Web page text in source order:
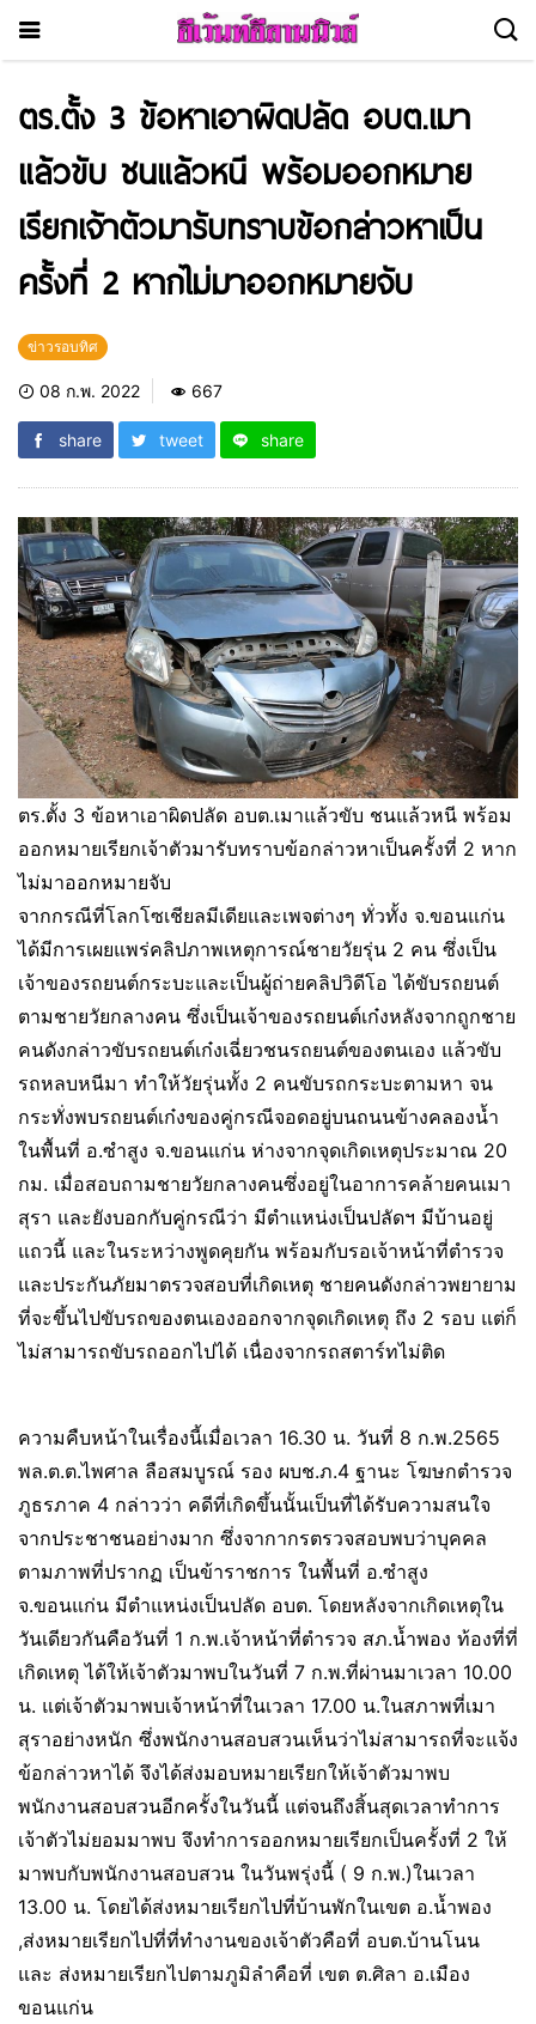
ตร.ตั้ง 3 ข้อหาเอาผิดปลัด อบต.เมา
แล้วขับ ชนแล้วหนี พร้อมออกหมาย
เรียกเจ้าตัวมารับทราบข้อกล่าวหาเป็น
ครั้งที่ 2 หากไม่มาออกหมายจับ
ข่าวรอบทิศ
08 ก.พ. 2022 667
share tweet share
ตร.ตั้ง 3 ข้อหาเอาผิดปลัด อบต.เมาแล้วขับ ชนแล้วหนี พร้อม
ออกหมายเรียกเจ้าตัวมารับทราบข้อกล่าวหาเป็นครั้งที่ 2 หาก
ไม่มาออกหมายจับ
จากกรณีที่โลกโซเชียลมีเดียและเพจต่างๆ ทั่วทั้ง จ.ขอนแก่น
ได้มีการเผยแพร่คลิปภาพเหตุการณ์ชายวัยรุ่น 2 คน ซึ่งเป็น
เจ้าของรถยนต์กระบะและเป็นผู้ถ่ายคลิปวิดีโอ ได้ขับรถยนต์
ตามชายวัยกลางคน ซึ่งเป็นเจ้าของรถยนต์เก๋งหลังจากถูกชาย
คนดังกล่าวขับรถยนต์เก๋งเฉี่ยวชนรถยนต์ของตนเอง แล้วขับ
รถหลบหนีมา ทำให้วัยรุ่นทั้ง 2 คนขับรถกระบะตามหา จน
กระทั่งพบรถยนต์เก๋งของคู่กรณีจอดอยู่บนถนนข้างคลองน้ำ
ในพื้นที่ อ.ซำสูง จ.ขอนแก่น ห่างจากจุดเกิดเหตุประมาณ 20
กม. เมื่อสอบถามชายวัยกลางคนซึ่งอยู่ในอาการคล้ายคนเมา
สุรา และยังบอกกับคู่กรณีว่า มีตำแหน่งเป็นปลัดฯ มีบ้านอยู่
แถวนี้ และในระหว่างพูดคุยกัน พร้อมกับรอเจ้าหน้าที่ตำรวจ
และประกันภัยมาตรวจสอบที่เกิดเหตุ ชายคนดังกล่าวพยายาม
ที่จะขึ้นไปขับรถของตนเองออกจากจุดเกิดเหตุ ถึง 2 รอบ แต่ก็
ไม่สามารถขับรถออกไปได้ เนื่องจากรถสตาร์ทไม่ติด
ความคืบหน้าในเรื่องนี้เมื่อเวลา 16.30 น. วันที่ 8 ก.พ.2565
พล.ต.ต.ไพศาล ลือสมบูรณ์ รอง ผบช.ภ.4 ฐานะ โฆษกตำรวจ
ภูธรภาค 4 กล่าวว่า คดีที่เกิดขึ้นนั้นเป็นที่ได้รับความสนใจ
จากประชาชนอย่างมาก ซึ่งจากากรตรวจสอบพบว่าบุคคล
ตามภาพที่ปรากฏ เป็นข้าราชการ ในพื้นที่ อ.ซำสูง
จ.ขอนแก่น มีตำแหน่งเป็นปลัด อบต. โดยหลังจากเกิดเหตุใน
วันเดียวกันคือวันที่ 1 ก.พ.เจ้าหน้าที่ตำรวจ สภ.น้ำพอง ท้องที่ที่
เกิดเหตุ ได้ให้เจ้าตัวมาพบในวันที่ 7 ก.พ.ที่ผ่านมาเวลา 10.00
น. แต่เจ้าตัวมาพบเจ้าหน้าที่ในเวลา 17.00 น.ในสภาพที่เมา
สุราอย่างหนัก ซึ่งพนักงานสอบสวนเห็นว่าไม่สามารถที่จะแจ้ง
ข้อกล่าวหาได้ จึงได้ส่งมอบหมายเรียกให้เจ้าตัวมาพบ
พนักงานสอบสวนอีกครั้งในวันนี้ แต่จนถึงสิ้นสุดเวลาทำการ
เจ้าตัวไม่ยอมมาพบ จึงทำการออกหมายเรียกเป็นครั้งที่ 2 ให้
มาพบกับพนักงานสอบสวน ในวันพรุ่งนี้ ( 9 ก.พ.)ในเวลา
13.00 น. โดยได้ส่งหมายเรียกไปที่บ้านพักในเขต อ.น้ำพอง
,ส่งหมายเรียกไปที่ที่ทำงานของเจ้าตัวคือที่ อบต.บ้านโนน
และ ส่งหมายเรียกไปตามภูมิลำคือที่ เขต ต.ศิลา อ.เมือง
ขอนแก่น